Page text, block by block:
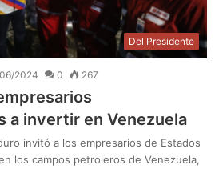
Del Presidente
2024 0 267
a invertir en Venezuela
invitó a los empresarios de Estados
los campos petroleros de Venezuela,